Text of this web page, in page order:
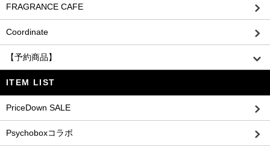
FRAGRANCE CAFE
Coordinate
【予約商品】
ITEM LIST
PriceDown SALE
Psychoboxコラボ